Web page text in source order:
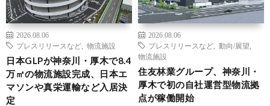
2026.08.06
プレスリリースなど
物流施設
日本GLPが神奈川・厚木で8.4
万㎡の物流施設完成、日本エ
マソンや真栄運輸など入居決
定
2026.08.06
プレスリリースなど
動向/展望
物流施設
住友林業グループ、神奈川・
厚木で初の自社運営型物流拠
点が稼働開始